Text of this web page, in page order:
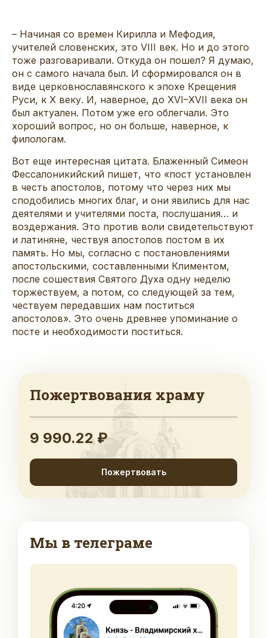
– Начиная со времен Кирилла и Мефодия,
учителей словенских, это VIII век. Но и до этого
тоже разговаривали. Откуда он пошел? Я думаю,
он с самого начала был. И сформировался он в
виде церковнославянского к эпохе Крещения
Руси, к X веку. И, наверное, до XVI–XVII века он
был актуален. Потом уже его облегчали. Это
хороший вопрос, но он больше, наверное, к
филологам.
Вот еще интересная цитата. Блаженный Симеон
Фессалоникийский пишет, что «пост установлен
в честь апостолов, потому что через них мы
сподобились многих благ, и они явились для нас
деятелями и учителями поста, послушания… и
воздержания. Это против воли свидетельствуют
и латиняне, чествуя апостолов постом в их
память. Но мы, согласно с постановлениями
апостольскими, составленными Климентом,
после сошествия Святого Духа одну неделю
торжествуем, а потом, со следующей за тем,
чествуем передавших нам поститься
апостолов». Это очень древнее упоминание о
посте и необходимости поститься.
Пожертвования храму
9 990.22 ₽
Пожертвовать
Мы в телеграме